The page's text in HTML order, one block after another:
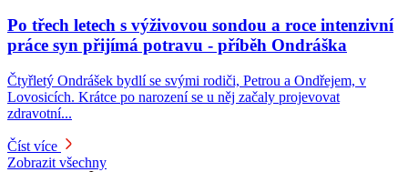
Po třech letech s výživovou sondou a roce intenzivní
práce syn přijímá potravu -⁠⁠⁠⁠⁠⁠ příběh Ondráška
Čtyřletý Ondrášek bydlí se svými rodiči, Petrou a Ondřejem, v
Lovosicích. Krátce po narození se u něj začaly projevovat
zdravotní...
Číst více
Zobrazit všechny